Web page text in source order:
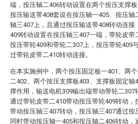
端，按压轴二406转动设置在两个按压支撑板
按压输送带408套设在按压轴一405、按压轴
轴三407上，且通过按压输送带408转动连接
409转动设置在按压轴三407一端，带轮皮带
按压带轮409和带轮二307上，按压带轮409
过带轮皮带二410转动连接。
在本实施例中，两个按压固定板一401、两
二402、两个按压支撑板403、支撑板固定轴
撑作用，输送电机309输出端带动带轮二307
通过带轮皮带二410带动按压带轮409转动，
带动按压轴三407转动，按压轴三407通过按
同时带动按压轴一405和按压轴二406转动，